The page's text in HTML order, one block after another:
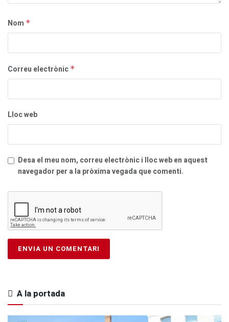
Nom *
Correu electrònic *
Lloc web
Desa el meu nom, correu electrònic i lloc web en aquest
navegador per a la pròxima vegada que comenti.
A la portada